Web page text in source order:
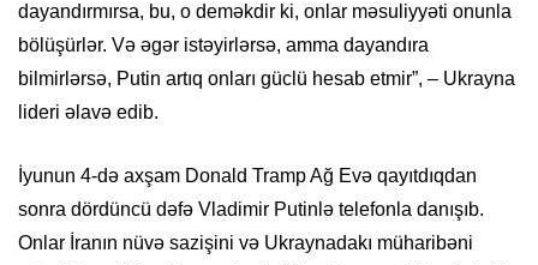
dayandırmırsa, bu, o deməkdir ki, onlar məsuliyyəti onunla
bölüşürlər. Və əgər istəyirlərsə, amma dayandıra
bilmirlərsə, Putin artıq onları güclü hesab etmir”, – Ukrayna
lideri əlavə edib.
İyunun 4-də axşam Donald Tramp Ağ Evə qayıtdıqdan
sonra dördüncü dəfə Vladimir Putinlə telefonla danışıb.
Onlar İranın nüvə sazişini və Ukraynadakı müharibəni